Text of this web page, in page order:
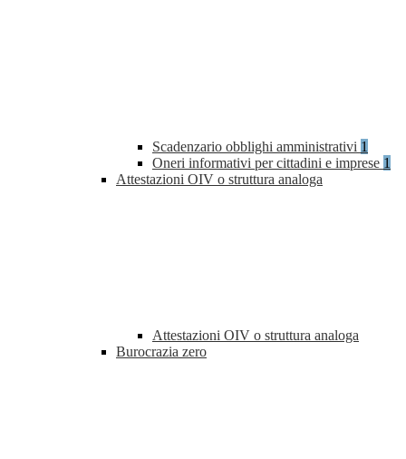
Scadenzario obblighi amministrativi 1
Oneri informativi per cittadini e imprese 1
Attestazioni OIV o struttura analoga
Attestazioni OIV o struttura analoga
Burocrazia zero